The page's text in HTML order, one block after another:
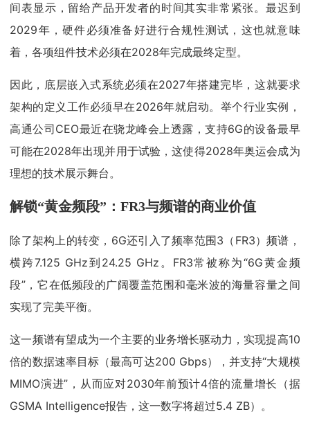
间表显示，留给产品开发者的时间其实非常紧张。最迟到
2029年，硬件必须准备好进行合规性测试，这也就意味
着，各项组件技术必须在2028年完成最终定型。
因此，底层嵌入式系统必须在2027年搭建完毕，这就要求
架构的定义工作必须早在2026年就启动。举个行业实例，
高通公司CEO最近在骁龙峰会上透露，支持6G的设备最早
可能在2028年出现并用于试验，这使得2028年奥运会成为
理想的技术展示舞台。
解锁“黄金频段”：FR3与频谱的商业价值
除了架构上的转变，6G还引入了频率范围3（FR3）频谱，
横跨7.125 GHz到24.25 GHz。FR3常被称为“6G黄金频
段”，它在低频段的广阔覆盖范围和毫米波的海量容量之间
实现了完美平衡。
这一频谱有望成为一个主要的业务增长驱动力，实现提高10
倍的数据速率目标（最高可达200 Gbps），并支持“大规模
MIMO演进”，从而应对2030年前预计4倍的流量增长（据
GSMA Intelligence报告，这一数字将超过5.4 ZB）。